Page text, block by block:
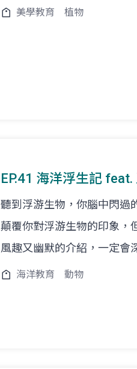
美學教育 植物
EP.41 海洋浮生記
聽到浮游生物，你腦中閃過
顛覆你對浮游生物的印象，
風趣又幽默的介紹，一定會
海洋教育 動物